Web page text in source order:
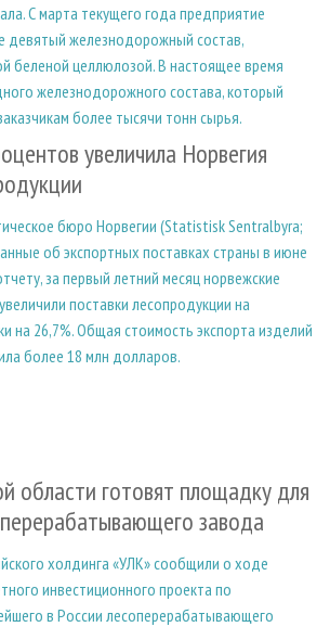
С марта текущего года предприятие
девятый железнодорожный состав,
беленой целлюлозой. В настоящее время
железнодорожного состава, который
более тысячи тонн сырья.
увеличила Норвегия
бюро Норвегии (Statistisk Sentralbyra;
об экспортных поставках страны в июне
за первый летний месяц норвежские
поставки лесопродукции на
на 26,7%. Общая стоимость экспорта изделий
более 18 млн долларов.
области готовят площадку для
завода
холдинга «УЛК» сообщили о ходе
инвестиционного проекта по
в России лесоперерабатывающего